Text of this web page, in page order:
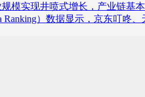
模实现井喷式增长，产业链基
Ranking）数据显示，京东叮咚